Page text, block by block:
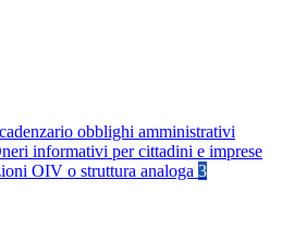
obblighi amministrativi
informativi per cittadini e imprese
OIV o struttura analoga 3